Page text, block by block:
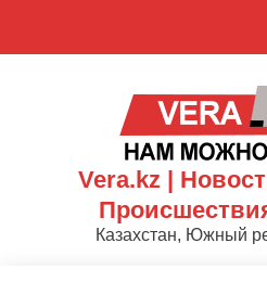
Vera.kz |
Казахстан, Южный